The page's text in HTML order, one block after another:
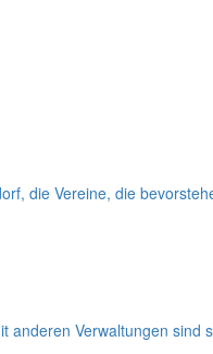
die Vereine, die
Verwaltungen